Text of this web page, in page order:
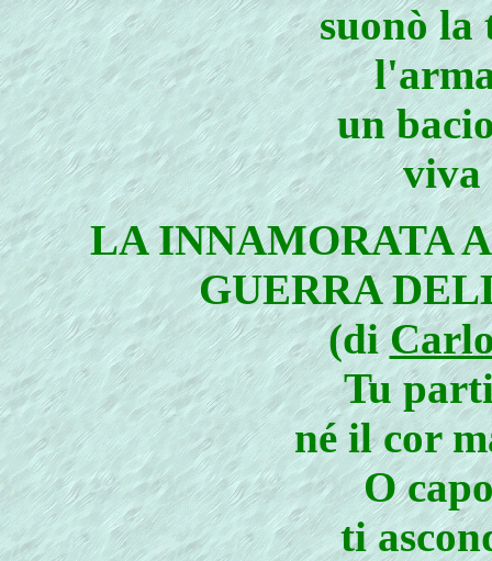
suonò la
un
viva
LA INNAMORATA
GUERRA
(di
Tu
né il cor
O
ti